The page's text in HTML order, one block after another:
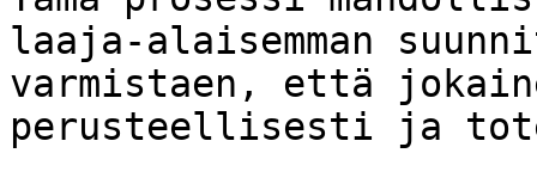
laaja-alaisemman
varmistaen, että
perusteellisesti ja